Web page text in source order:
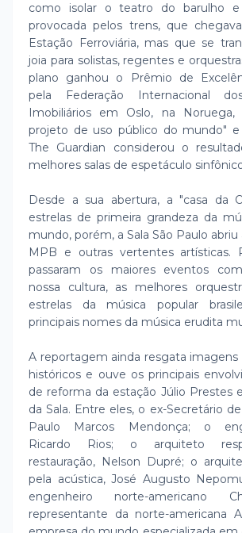
como isolar o teatro do barulho e
provocada pelos trens, que
Estação Ferroviária, mas que se
joia para solistas, regentes e
plano ganhou o Prêmio de
pela Federação Internacional
Imobiliários em Oslo, na
projeto de uso público do mundo" e
The Guardian considerou o
melhores salas de espetáculo
Desde a sua abertura, a "casa da
estrelas de primeira grandeza da
mundo, porém, a Sala São Paulo abriu
MPB e outras vertentes artísticas.
passaram os maiores eventos
nossa cultura, as melhores
estrelas da música popular
principais nomes da música erudita
A reportagem ainda resgata
históricos e ouve os principais
de reforma da estação Júlio Prestes
da Sala. Entre eles, o ex-Secretário
Paulo Marcos Mendonça; o
Ricardo Rios; o arquiteto
restauração, Nelson Dupré; o
pela acústica, José Augusto
engenheiro norte-americano
representante da norte-americana